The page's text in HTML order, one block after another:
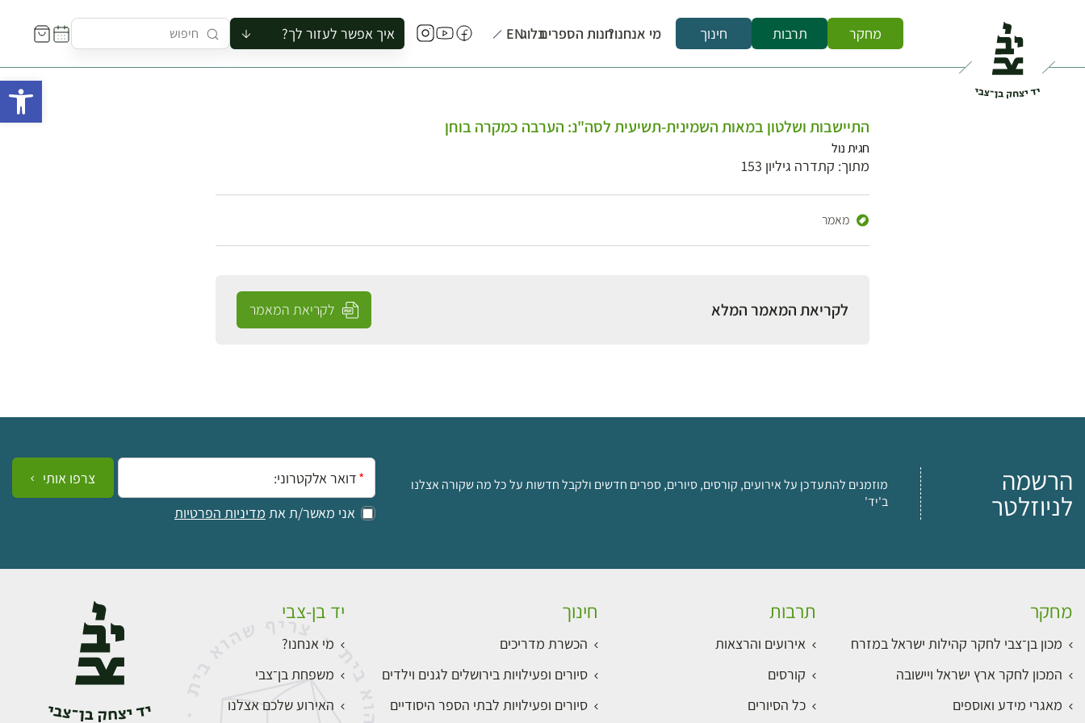
מחקר תרבות חינוך מי אנחנו?חנות הספריםבלוגEN איך אפשר לעזור לך?
להזמין סיור לקבוצה
התיישבות ושלטון במאות השמינית-תשיעית לסה"נ: הערבה כמקרה בוחן
חגית נול
מתוך: קתדרה גיליון 153
מאמר
לקריאת המאמר המלא לקריאת המאמר
הרשמה
לניוזלטר
מוזמנים להתעדכן על אירועים, קורסים, סיורים, ספרים חדשים ולקבל חדשות על כל מה שקורה אצלנו
ב'יד'
אימייל:
אני מאשר/ת את מדיניות הפרטיות
צרפו אותי
מחקר
מכון בן־צבי לחקר קהילות ישראל במזרח
המכון לחקר ארץ ישראל ויישובה
מאגרי מידע ואוספים
תרבות
אירועים והרצאות
קורסים
כל הסיורים
חינוך
הכשרת מדריכים
סיורים ופעילויות בירושלים לגנים וילדים
סיורים ופעילויות לבתי הספר היסודיים
יד בן-צבי
מי אנחנו?
משפחת בן־צבי
האירוע שלכם אצלנו